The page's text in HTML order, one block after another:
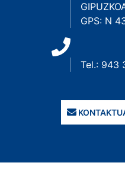
GPS: N
Tel.: 943